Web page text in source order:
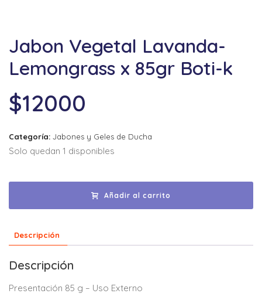
Jabon Vegetal Lavanda-
Lemongrass x 85gr Boti-k
$12000
Categoría: Jabones y Geles de Ducha
Solo quedan 1 disponibles
Añadir al carrito
Descripción
Descripción
Presentación 85 g – Uso Externo